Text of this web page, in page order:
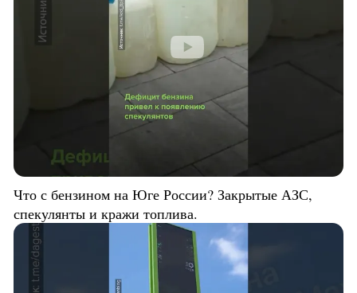
Что с бензином на Юге России? Закрытые АЗС,
спекулянты и кражи топлива.